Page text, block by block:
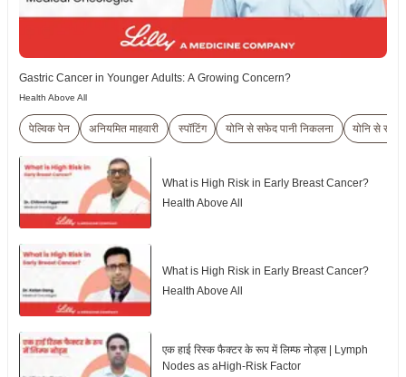
Gastric Cancer in Younger Adults: A Growing Concern?
Health Above All
पेल्विक पेन अनियमित माहवारी स्पॉटिंग योनि से सफेद पानी निकलना योनि से
What is High Risk in Early Breast Cancer?
Health Above All
What is High Risk in Early Breast Cancer?
Health Above All
एक हाई रिस्क फैक्टर के रूप में लिम्फ नोड्स | Lymph
Nodes as aHigh-Risk Factor